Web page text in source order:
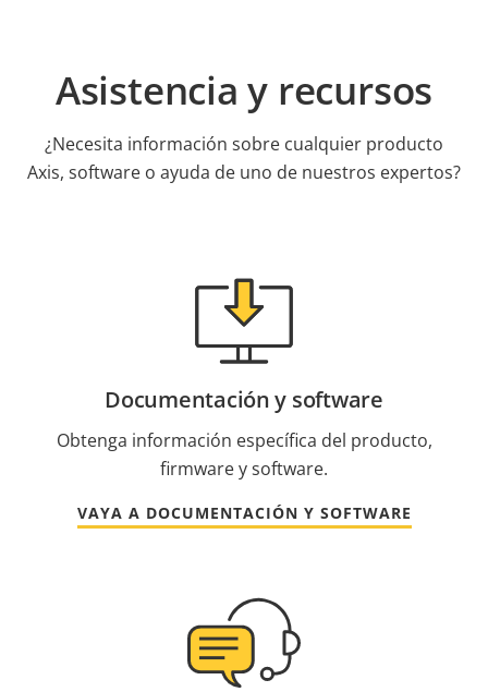
Asistencia y recursos
¿Necesita información sobre cualquier producto
Axis, software o ayuda de uno de nuestros expertos?
Documentación y software
Obtenga información específica del producto,
firmware y software.
VAYA A DOCUMENTACIÓN Y SOFTWARE